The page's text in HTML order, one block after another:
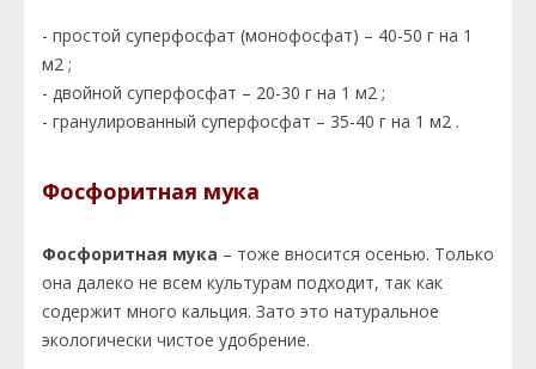
- простой суперфосфат (монофосфат) – 40-50 г на 1
м2 ;
- двойной суперфосфат – 20-30 г на 1 м2 ;
- гранулированный суперфосфат – 35-40 г на 1 м2 .
Фосфоритная мука
Фосфоритная мука – тоже вносится осенью. Только
она далеко не всем культурам подходит, так как
содержит много кальция. Зато это натуральное
экологически чистое удобрение.